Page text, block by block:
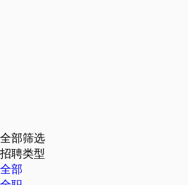
全部筛选
招聘类型
全部